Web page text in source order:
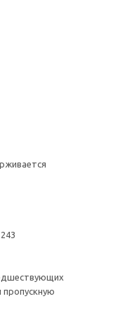
пропускную